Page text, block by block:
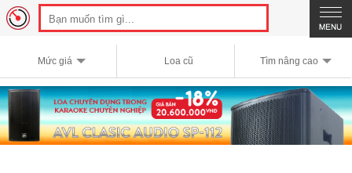
Mức giá Loa cũ Tìm nâng cao